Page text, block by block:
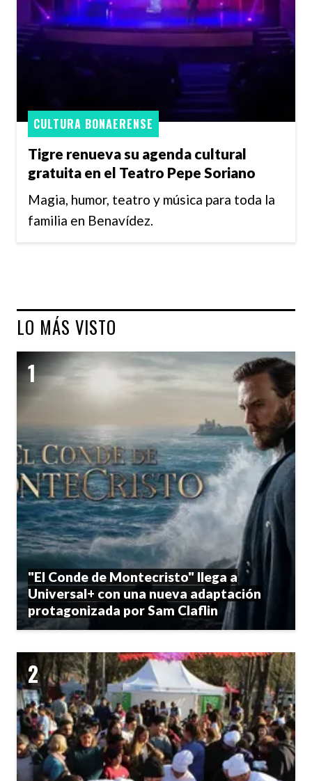
Tigre renueva su agenda cultural
gratuita en el Teatro Pepe Soriano
CULTURA BONAERENSE
Magia, humor, teatro y música para toda la
familia en Benavídez.
LO MÁS VISTO
"El Conde de Montecristo" llega a
Universal+ con una nueva adaptación
protagonizada por Sam Claflin